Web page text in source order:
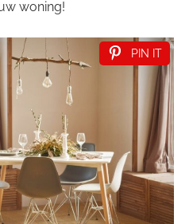
woning!
PIN IT